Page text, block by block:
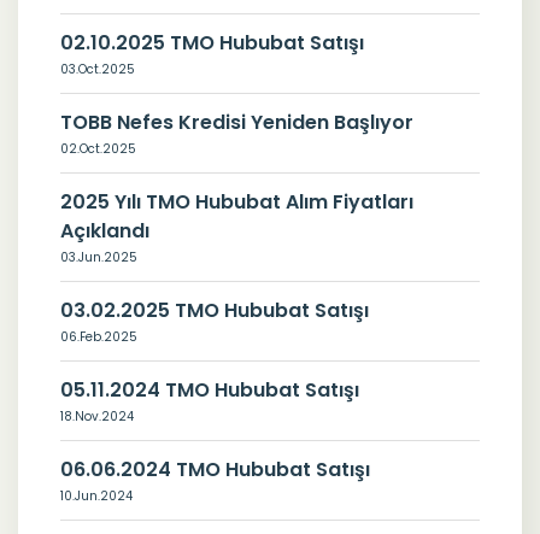
02.10.2025 TMO Hububat Satışı
03.Oct.2025
TOBB Nefes Kredisi Yeniden Başlıyor
02.Oct.2025
2025 Yılı TMO Hububat Alım Fiyatları
Açıklandı
03.Jun.2025
03.02.2025 TMO Hububat Satışı
06.Feb.2025
05.11.2024 TMO Hububat Satışı
18.Nov.2024
06.06.2024 TMO Hububat Satışı
10.Jun.2024